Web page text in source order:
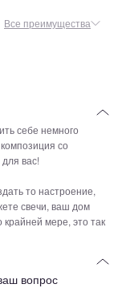
Все преимущества
себе немного
со
вас!
то настроение,
свечи, ваш дом
мере, это так
вопрос